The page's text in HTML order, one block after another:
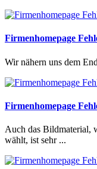
Firmenhomepage
Wir nähern uns dem
Firmenhomepage
Auch das Bildmaterial,
wählt, ist sehr ...